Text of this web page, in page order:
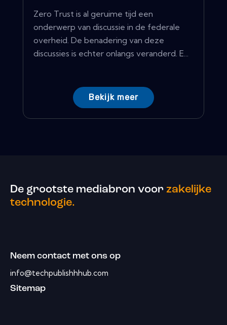
Zero Trust is al geruime tijd een
onderwerp van discussie in de federale
overheid. De benadering van deze
discussies is echter onlangs veranderd. E...
Bekijk meer
De grootste mediabron voor zakelijke
technologie.
Neem contact met ons op
info@techpublishhhub.com
Sitemap